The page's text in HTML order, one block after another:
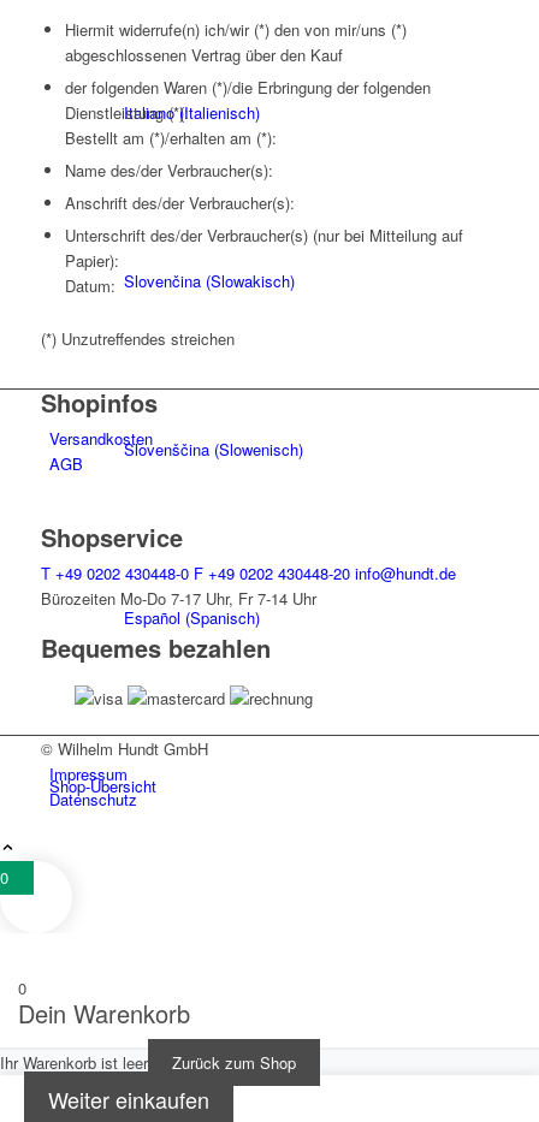
Italiano(Italienisch)
Slovenčina(Slowakisch)
Slovenščina(Slowenisch)
Español (Spanisch)
Shop-Übersicht
Alle Produkte
Hiermit widerrufe(n) ich/wir (*) den von mir/uns (*)
abgeschlossenen Vertrag über den Kauf
der folgenden Waren (*)/die Erbringung der folgenden
Dienstleistung (*):
Bestellt am (*)/erhalten am (*):
Name des/der Verbraucher(s):
Anschrift des/der Verbraucher(s):
Unterschrift des/der Verbraucher(s) (nur bei Mitteilung auf
Papier):
Datum:
(*) Unzutreffendes streichen
Shopinfos
Versandkosten
AGB
Shopservice
T +49 0202 430448-0 F +49 0202 430448-20 info@hundt.de
Bürozeiten Mo-Do 7-17 Uhr, Fr 7-14 Uhr
Bequemes bezahlen
© Wilhelm Hundt GmbH
Impressum
Datenschutz
0
0
Dein Warenkorb
Ihr Warenkorb ist leer Zurück zum Shop
Weiter einkaufen